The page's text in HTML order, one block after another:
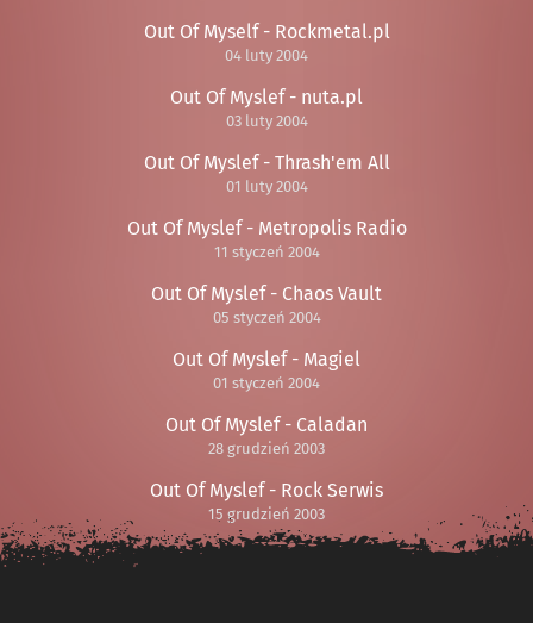
Out Of Myself - Rockmetal.pl
04 luty 2004
Out Of Myslef - nuta.pl
03 luty 2004
Out Of Myslef - Thrash'em All
01 luty 2004
Out Of Myslef - Metropolis Radio
11 styczeń 2004
Out Of Myslef - Chaos Vault
05 styczeń 2004
Out Of Myslef - Magiel
01 styczeń 2004
Out Of Myslef - Caladan
28 grudzień 2003
Out Of Myslef - Rock Serwis
15 grudzień 2003